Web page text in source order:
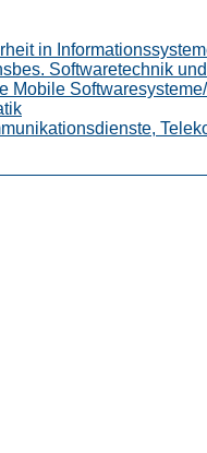
in
Softwaretechnik
Mobile